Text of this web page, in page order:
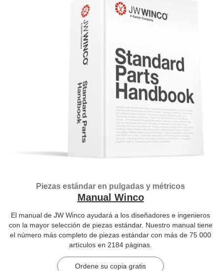
Piezas estándar en pulgadas y métricos
Manual Winco
El manual de JW Winco ayudará a los diseñadores e ingenieros
con la mayor selección de piezas estándar. Nuestro manual tiene
el número más completo de piezas estándar con más de 75 000
artículos en 2184 páginas.
Ordene su copia gratis